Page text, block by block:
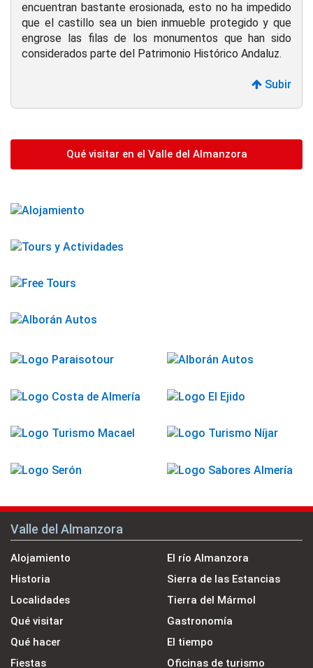
encuentran bastante erosionada, esto no ha impedido
que el castillo sea un bien inmueble protegido y que
engrose las filas de los monumentos que han sido
considerados parte del Patrimonio Histórico Andaluz.
Subir
Qué visitar en el Valle del Almanzora
Valle del Almanzora
Alojamiento
Historia
Localidades
Qué visitar
Qué hacer
Fiestas
El río Almanzora
Sierra de las Estancias
Tierra del Mármol
Gastronomía
El tiempo
Oficinas de turismo